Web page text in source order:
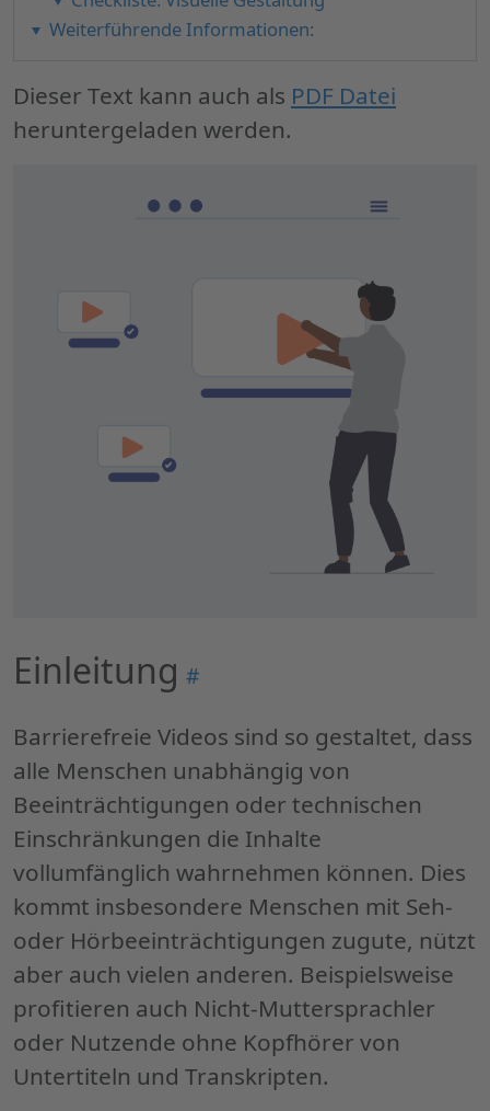
Weiterführende Informationen:
Dieser Text kann auch als PDF Datei
heruntergeladen werden.
Einleitung Permalink
#
Barrierefreie Videos sind so gestaltet, dass
alle Menschen unabhängig von
Beeinträchtigungen oder technischen
Einschränkungen die Inhalte
vollumfänglich wahrnehmen können. Dies
kommt insbesondere Menschen mit Seh-
oder Hörbeeinträchtigungen zugute, nützt
aber auch vielen anderen. Beispielsweise
profitieren auch Nicht-Muttersprachler
oder Nutzende ohne Kopfhörer von
Untertiteln und Transkripten.